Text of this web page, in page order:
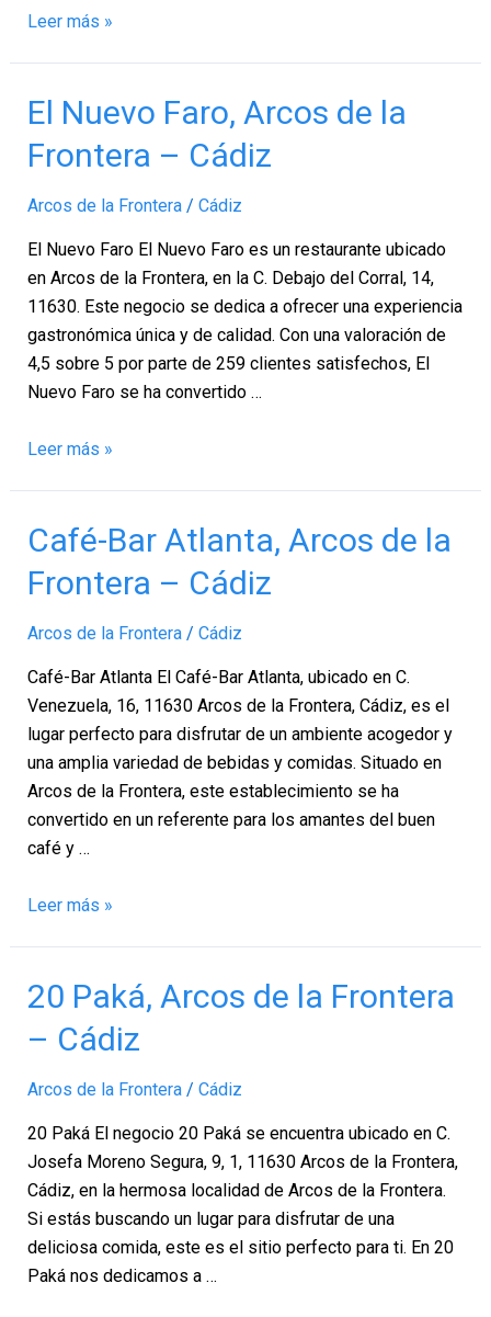
Leer más »
El Nuevo Faro, Arcos de la
Frontera – Cádiz
Arcos de la Frontera/ Cádiz
El Nuevo Faro El Nuevo Faro es un restaurante ubicado
en Arcos de la Frontera, en la C. Debajo del Corral, 14,
11630. Este negocio se dedica a ofrecer una experiencia
gastronómica única y de calidad. Con una valoración de
4,5 sobre 5 por parte de 259 clientes satisfechos, El
Nuevo Faro se ha convertido …
El
Faro,
de
la
Frontera
–
Cádiz
Leer más »
Café-Bar Atlanta, Arcos de la
Frontera – Cádiz
Arcos de la Frontera/ Cádiz
Café-Bar Atlanta El Café-Bar Atlanta, ubicado en C.
Venezuela, 16, 11630 Arcos de la Frontera, Cádiz, es el
lugar perfecto para disfrutar de un ambiente acogedor y
una amplia variedad de bebidas y comidas. Situado en
Arcos de la Frontera, este establecimiento se ha
convertido en un referente para los amantes del buen
café y …
Café-
Bar
Atlanta,
de
la
Frontera
–
Cádiz
Leer más »
20 Paká, Arcos de la Frontera
– Cádiz
Arcos de la Frontera/ Cádiz
20 Paká El negocio 20 Paká se encuentra ubicado en C.
Josefa Moreno Segura, 9, 1, 11630 Arcos de la Frontera,
Cádiz, en la hermosa localidad de Arcos de la Frontera.
Si estás buscando un lugar para disfrutar de una
deliciosa comida, este es el sitio perfecto para ti. En 20
Paká nos dedicamos a …
20
Paká,
Arcos
la
Frontera
–
Cádiz